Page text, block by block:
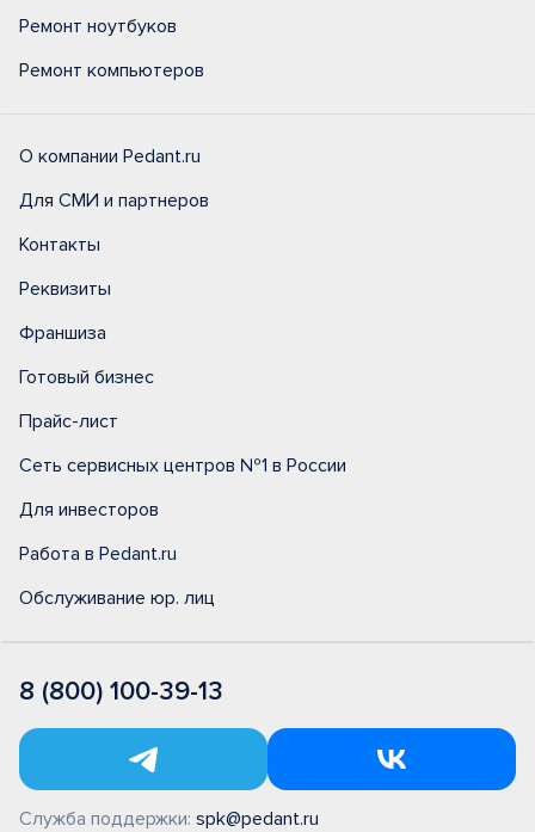
Ремонт ноутбуков
Ремонт компьютеров
О компании Pedant.ru
Для СМИ и партнеров
Контакты
Реквизиты
Франшиза
Готовый бизнес
Прайс-лист
Сеть сервисных центров №1 в России
Для инвесторов
Работа в Pedant.ru
Обслуживание юр. лиц
8 (800) 100-39-13
Служба поддержки: spk@pedant.ru